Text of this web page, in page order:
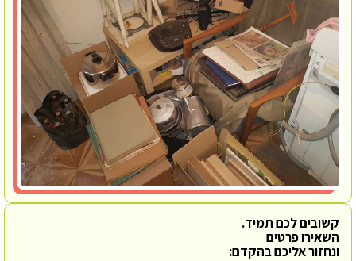
קשובים לכם תמיד.
השאירו פרטים
ונחזור אליכם בהקדם: